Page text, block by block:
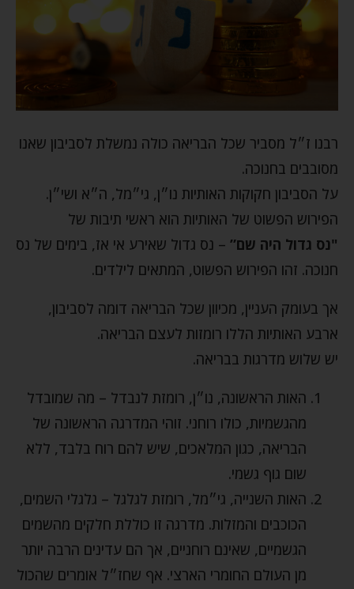
רבנו ז״ל מסביר שכל הבריאה כולה נמשלת לסביבון שאנו
מסובבים בחנוכה.
על הסביבון חקוקות האותיות נו״ן, גי״מל, ה״א ושי״ן.
הפירוש הפשוט של האותיות הוא ראשי תיבות של
"נס גדול היה שם” – נס גדול שאירע אי אז, בימים של נס
חנוכה. זהו הפירוש הפשוט, המתאים לילדים.
אך בעומק העניין, מכיוון שכל הבריאה דומה לסביבון,
ארבע האותיות הללו רומזות לעצם הבריאה.
יש שלוש מדרגות בבריאה.
האות הראשונה, נו״ן, רומזת לנבדל – מה שמובדל
מהגשמיות, כולו רוחני. זוהי המדרגה הראשונה של
הבריאה, כגון המלאכים, שיש להם רוח בלבד, ללא
שום גוף גשמי.
האות השנייה, גי״מל, רומזת לגלגל – גלגלי השמים,
הכוכבים והמזלות. מדרגה זו כוללת חלקים מהשמים
הגשמיים, שאינם רוחניים, אך הם עדינים הרבה יותר
מן העולם החומרי הארצי. אף שחז״ל אומרים שהכול